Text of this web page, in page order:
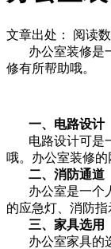
文章出处： 阅读数
办公室装修是一
修有所帮助哦。
一、电路设计
电路设计可是一
哦。办公室装修
二、消防通道
办公室是一个人
的应急灯、消防
三、家具选用
办公室家具的选